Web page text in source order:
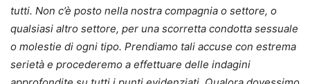
tutti. Non c’è posto nella nostra compagnia o settore, o
qualsiasi altro settore, per una scorretta condotta sessuale
o molestie di ogni tipo. Prendiamo tali accuse con estrema
serietà e procederemo a effettuare delle indagini